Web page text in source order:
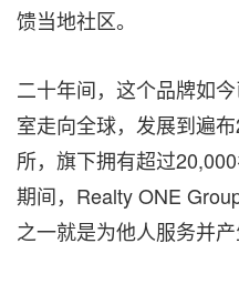
馈当地社区。
二十年间，这个品牌如
室走向全球，发展到遍
所，旗下拥有超过
期间，Realty ONE
之一就是为他人服务并产